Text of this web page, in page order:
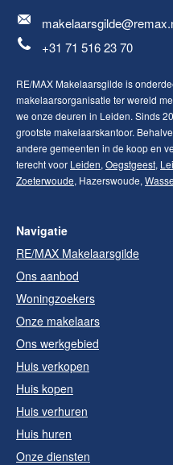
+31 71 516 23 70
RE/MAX Makelaarsgilde is
makelaarsorganisatie ter wereld
we onze deuren in Leiden. Sinds
grootste makelaarskantoor.
andere gemeenten in de koop en
terecht voor Leiden, Oegstgeest,
Zoeterwoude, Hazerswoude,
Navigatie
RE/MAX Makelaarsgilde
Ons aanbod
Woningzoekers
Onze makelaars
Ons werkgebied
Huis verkopen
Huis kopen
Huis verhuren
Huis huren
Onze diensten